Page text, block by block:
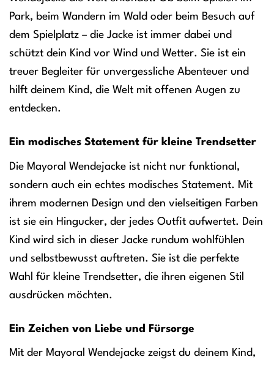
Park, beim Wandern im Wald oder beim Besuch auf
dem Spielplatz – die Jacke ist immer dabei und
schützt dein Kind vor Wind und Wetter. Sie ist ein
treuer Begleiter für unvergessliche Abenteuer und
hilft deinem Kind, die Welt mit offenen Augen zu
entdecken.
Ein modisches Statement für kleine Trendsetter
Die Mayoral Wendejacke ist nicht nur funktional,
sondern auch ein echtes modisches Statement. Mit
ihrem modernen Design und den vielseitigen Farben
ist sie ein Hingucker, der jedes Outfit aufwertet. Dein
Kind wird sich in dieser Jacke rundum wohlfühlen
und selbstbewusst auftreten. Sie ist die perfekte
Wahl für kleine Trendsetter, die ihren eigenen Stil
ausdrücken möchten.
Ein Zeichen von Liebe und Fürsorge
Mit der Mayoral Wendejacke zeigst du deinem Kind,